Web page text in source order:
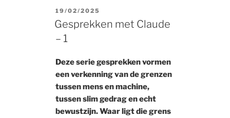
POSTED
ON
19/02/2025
Gesprekken met Claude
– 1
Deze serie gesprekken vormen
een verkenning van de grenzen
tussen mens en machine,
tussen slim gedrag en echt
bewustzijn. Waar ligt die grens